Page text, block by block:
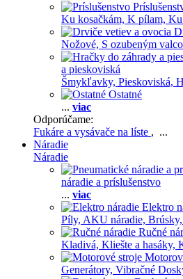
Ku kosačkám, K pílam, Ku
Nožové, S ozubeným
a pieskoviská
Šmykľavky, Pieskoviská,
Ostatné
... viac
Odporúčame:
Fukáre a vysávače na líste , ...
Náradie
Náradie
náradie a príslušenstvo
... viac
Elektro
Píly, AKU náradie, Brúsky,
Ručné
Kladivá, Kliešte a hasáky,
Generátory, Vibračné